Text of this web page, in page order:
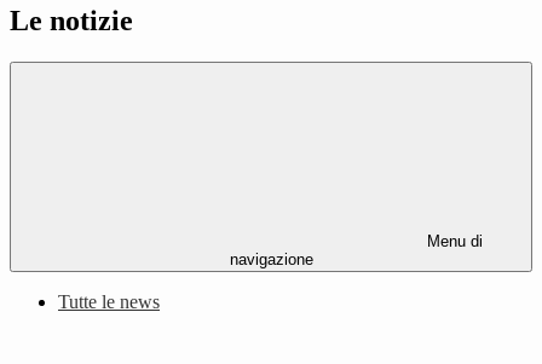
Le notizie
Menu di
navigazione
Tutte le news